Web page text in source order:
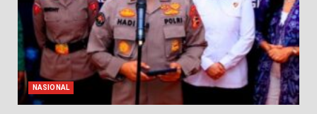
NASIONAL